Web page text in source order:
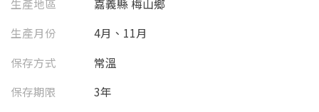
生產地區
嘉義縣 梅山鄉
生產月份
4月、11月
保存方式
常溫
保存期限
3年